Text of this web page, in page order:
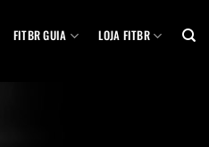
FITBR GUIA LOJA FITBR